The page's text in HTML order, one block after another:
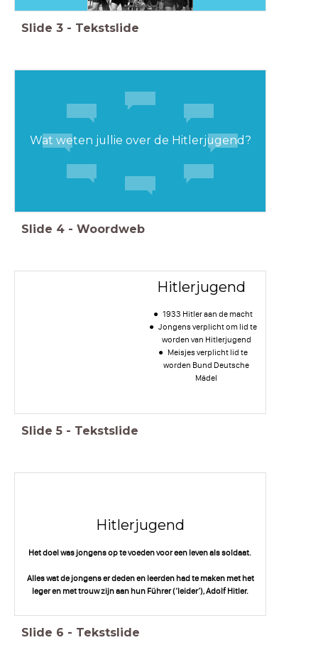
Slide 3 - Tekstslide
Wat weten jullie over de Hitlerjugend?
Slide 4 - Woordweb
Hitlerjugend
1933 Hitler aan de macht
Jongens verplicht om lid te
worden van Hitlerjugend
Meisjes verplicht lid te
worden Bund Deutsche
Mädel
Slide 5 - Tekstslide
Hitlerjugend
Het doel was jongens op te voeden voor een leven als soldaat.
Alles wat de jongens er deden en leerden had te maken met het
leger en met trouw zijn aan hun Führer (‘leider’), Adolf Hitler.
Slide 6 - Tekstslide